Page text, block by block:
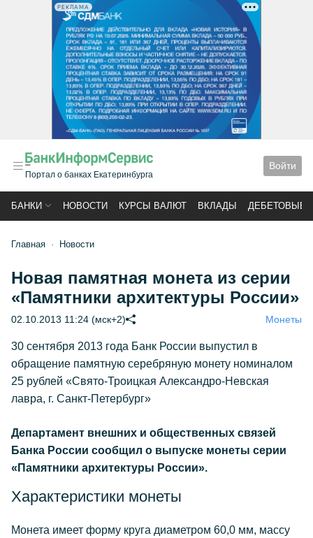
РЕКЛАМА
Портал о банках Екатеринбурга
Войти
БАНКИ НОВОСТИ КУРСЫ ВАЛЮТ ВКЛАДЫ ДЕБЕТОВЫЕ
Главная Новости
Новая памятная монета из серии
«Памятники архитектуры России»
02.10.2013 11:24 (мск+2) Монеты
30 сентября 2013 года Банк России выпустил в
обращение памятную серебряную монету номиналом
25 рублей «Свято-Троицкая Александро-Невская
лавра, г. Санкт-Петербург»
Департамент внешних и общественных связей
Банка России сообщил о выпуске монеты серии
«Памятники архитектуры России».
Характеристики монеты
Монета имеет форму круга диаметром 60,0 мм, массу